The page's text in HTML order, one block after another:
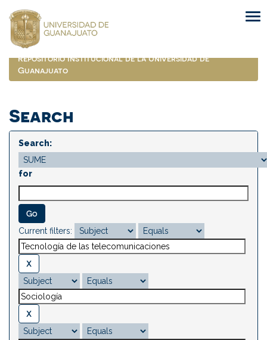
navigation
Repositorio Institucional de la Universidad de
Guanajuato
Search
Search:
for
Current filters: